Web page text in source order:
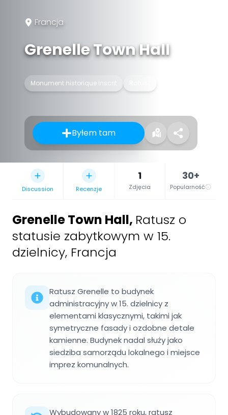
Francja
Grenelle Town Hall
Monument historique inscrit
Byłem tam
Discussion Recenzje
1
Zdjęcia
30+
Popularność
Grenelle Town Hall, Ratusz o
statusie zabytkowym w 15.
dzielnicy, Francja
Ratusz Grenelle to budynek
administracyjny w 15. dzielnicy z
elementami klasycznymi, takimi jak
symetryczne fasady i ozdobne detale
kamienne. Budynek nadal służy jako
siedziba samorządu lokalnego i miejsce
imprez komunalnych.
Wybudowany w 1825 roku, ratusz